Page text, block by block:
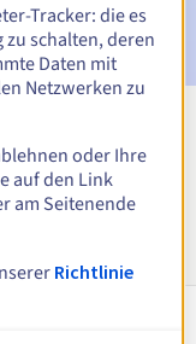
Domainnamens
.red
Tracker: die es
schalten, deren
Daten mit
Netzwerken zu
oder Ihre
auf den Link
am Seitenende
Richtlinie